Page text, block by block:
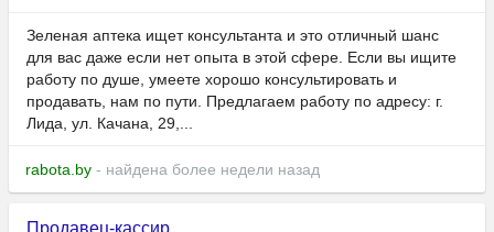
Зеленая аптека ищет консультанта и это отличный шанс
для вас даже если нет опыта в этой сфере. Если вы ищите
работу по душе, умеете хорошо консультировать и
продавать, нам по пути. Предлагаем работу по адресу: г.
Лида, ул. Качана, 29,...
rabota.by - найдена более недели назад